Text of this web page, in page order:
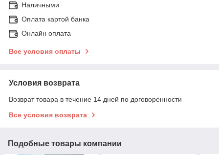
Наличными
Оплата картой банка
Онлайн оплата
Все условия оплаты
Условия возврата
Возврат товара в течение 14 дней по договоренности
Все условия возврата
Подобные товары компании